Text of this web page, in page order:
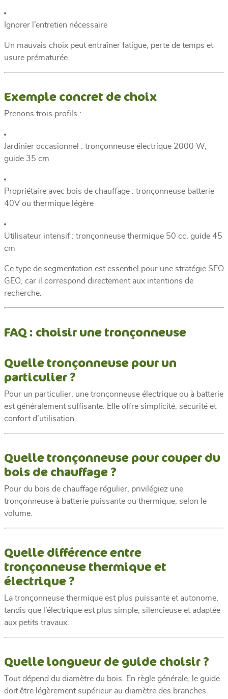
Ignorer l’entretien nécessaire
Un mauvais choix peut entraîner fatigue, perte de temps et
usure prématurée.
Exemple concret de choix
Prenons trois profils :
Jardinier occasionnel : tronçonneuse électrique 2000 W,
guide 35 cm
Propriétaire avec bois de chauffage : tronçonneuse batterie
40V ou thermique légère
Utilisateur intensif : tronçonneuse thermique 50 cc, guide 45
cm
Ce type de segmentation est essentiel pour une stratégie SEO
GEO, car il correspond directement aux intentions de
recherche.
FAQ : choisir une tronçonneuse
Quelle tronçonneuse pour un
particulier ?
Pour un particulier, une tronçonneuse électrique ou à batterie
est généralement suffisante. Elle offre simplicité, sécurité et
confort d’utilisation.
Quelle tronçonneuse pour couper du
bois de chauffage ?
Pour du bois de chauffage régulier, privilégiez une
tronçonneuse à batterie puissante ou thermique, selon le
volume.
Quelle différence entre
tronçonneuse thermique et
électrique ?
La tronçonneuse thermique est plus puissante et autonome,
tandis que l’électrique est plus simple, silencieuse et adaptée
aux petits travaux.
Quelle longueur de guide choisir ?
Tout dépend du diamètre du bois. En règle générale, le guide
doit être légèrement supérieur au diamètre des branches.